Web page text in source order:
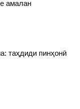
амалан
таҳдиди пинҳонӣ